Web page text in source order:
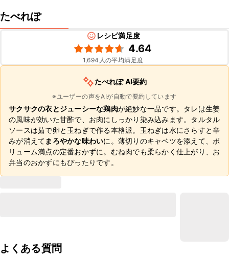
たべれぽ
レシピ満足度
4.64
1,694 人の平均満足度
たべれぽ AI要約
※ユーザーの声をAIが自動で要約しています
サクサクの衣とジューシーな鶏肉が絶妙な一品です。タレは生姜
の風味が効いた甘酢で、お肉にしっかり染み込みます。タルタル
ソースは茹で卵と玉ねぎで作る本格派。玉ねぎは水にさらすと辛
みが消えて まろやかな味わいに。薄切りのキャベツを添えて、ボ
リューム満点の定番おかずに。むね肉でも柔らかく仕上がり、お
弁当のおかずにもぴったりです。
よくある質問